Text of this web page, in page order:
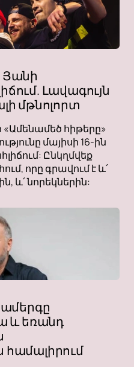
Յանի
Լավագույն
մթնոլորտ
հիթերը»
մայիսի 16-ին
Ընկղմվեք
որը գրավում է և՛
և՛ նորեկներին:
և եռանդ